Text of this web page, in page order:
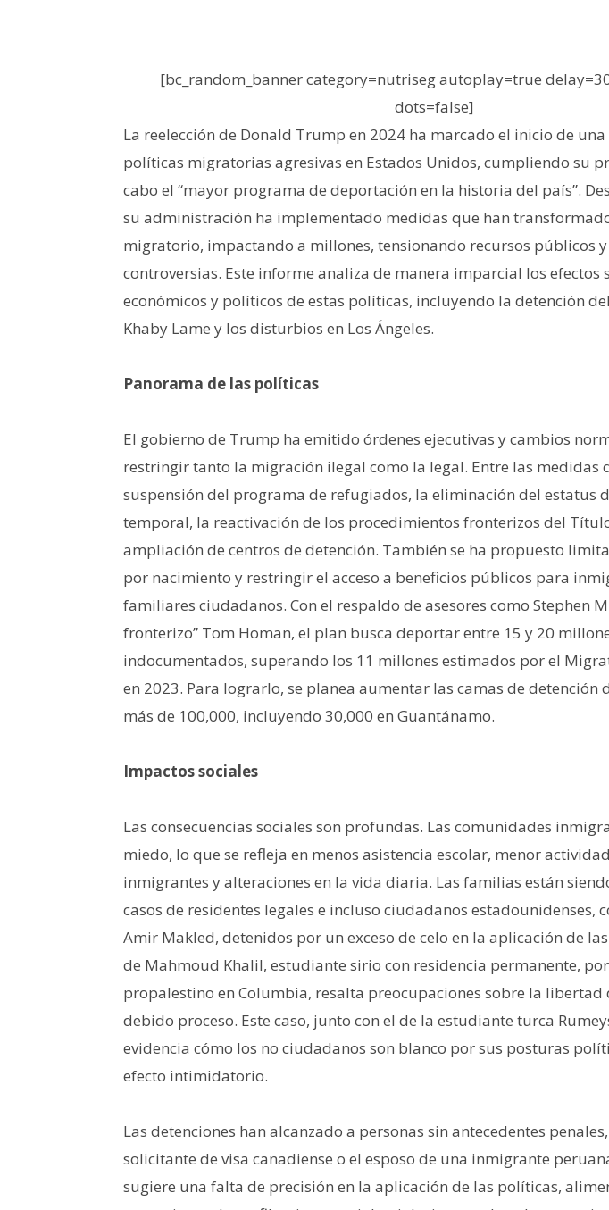
[bc_random_banner category=nutriseg autoplay=true
dots=false]
La reelección de Donald Trump en 2024 ha marcado el inicio de
políticas migratorias agresivas en Estados Unidos, cumpliendo su
cabo el “mayor programa de deportación en la historia del país”.
su administración ha implementado medidas que han
migratorio, impactando a millones, tensionando recursos públicos
controversias. Este informe analiza de manera imparcial los efectos
económicos y políticos de estas políticas, incluyendo la detención
Khaby Lame y los disturbios en Los Ángeles.
Panorama de las políticas
El gobierno de Trump ha emitido órdenes ejecutivas y cambios
restringir tanto la migración ilegal como la legal. Entre las medidas
suspensión del programa de refugiados, la eliminación del estatus
temporal, la reactivación de los procedimientos fronterizos del
ampliación de centros de detención. También se ha propuesto
por nacimiento y restringir el acceso a beneficios públicos para
familiares ciudadanos. Con el respaldo de asesores como Stephen
fronterizo” Tom Homan, el plan busca deportar entre 15 y 20
indocumentados, superando los 11 millones estimados por el
en 2023. Para lograrlo, se planea aumentar las camas de detención
más de 100,000, incluyendo 30,000 en Guantánamo.
Impactos sociales
Las consecuencias sociales son profundas. Las comunidades
miedo, lo que se refleja en menos asistencia escolar, menor
inmigrantes y alteraciones en la vida diaria. Las familias están
casos de residentes legales e incluso ciudadanos estadounidenses,
Amir Makled, detenidos por un exceso de celo en la aplicación de
de Mahmoud Khalil, estudiante sirio con residencia permanente,
propalestino en Columbia, resalta preocupaciones sobre la libertad
debido proceso. Este caso, junto con el de la estudiante turca
evidencia cómo los no ciudadanos son blanco por sus posturas
efecto intimidatorio.
Las detenciones han alcanzado a personas sin antecedentes
solicitante de visa canadiense o el esposo de una inmigrante
sugiere una falta de precisión en la aplicación de las políticas,